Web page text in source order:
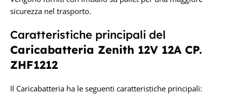
sicurezza nel trasporto.
Caratteristiche principali del
Caricabatteria Zenith 12V 12A CP.
ZHF1212
Il Caricabatteria ha le seguenti caratteristiche principali: